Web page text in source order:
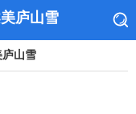
庐山雪
山雪